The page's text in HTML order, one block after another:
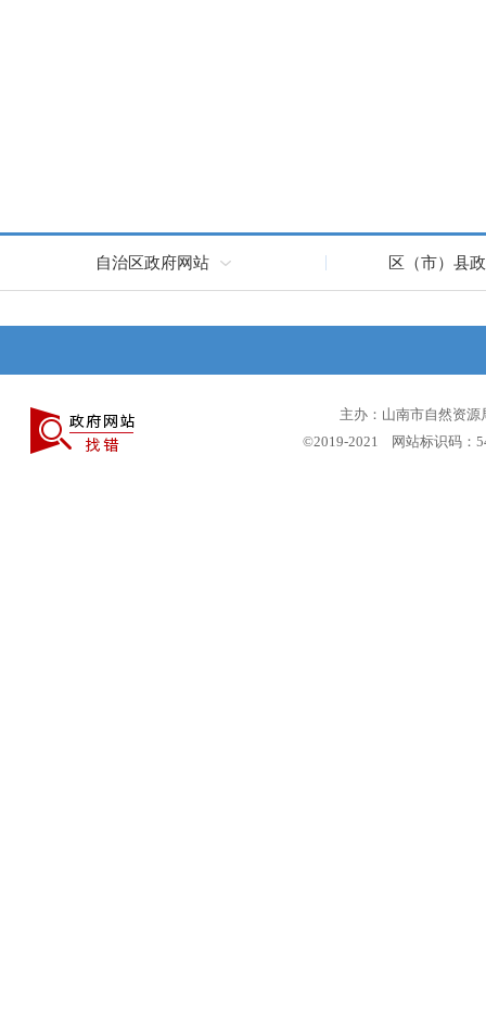
自治区政府网站 区（市）县
主办：山南市自然资
©2019-2021 网站标识码：